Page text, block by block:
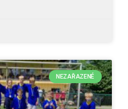
NEZAŘAZENÉ